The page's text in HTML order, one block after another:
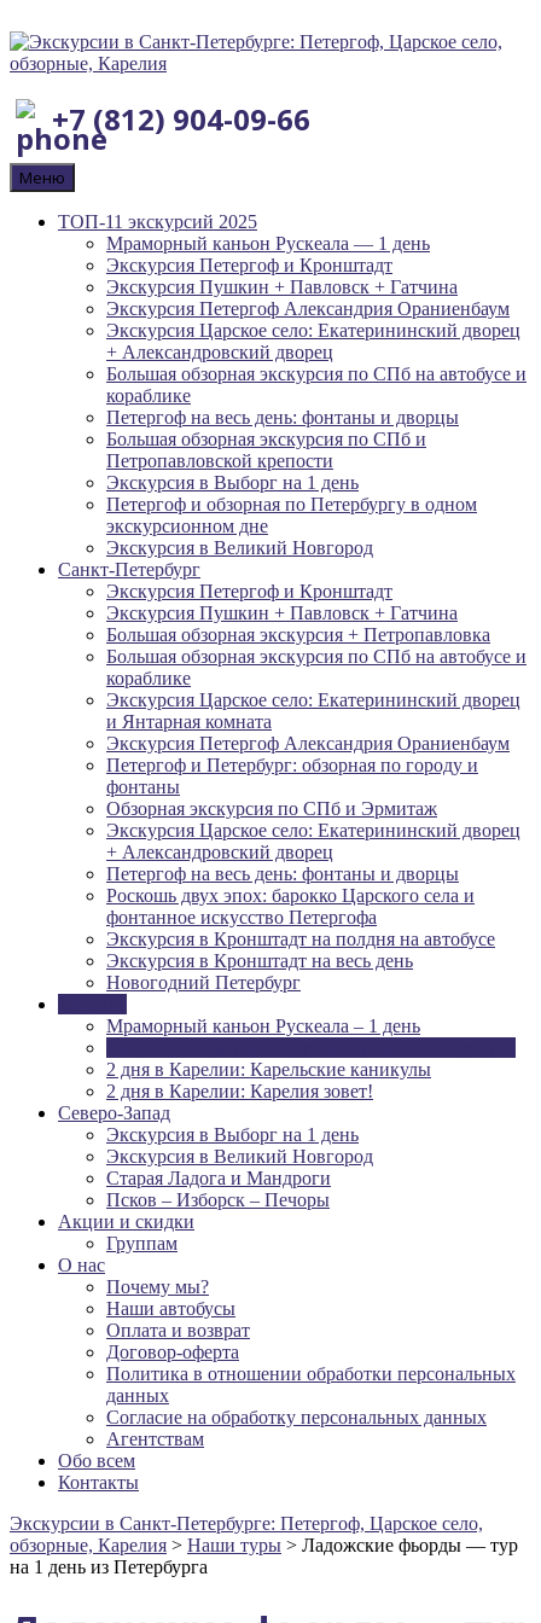
+7 (812) 904-09-66
Меню
ТОП-11 экскурсий 2025
Мраморный каньон Рускеала — 1 день
Экскурсия Петергоф и Кронштадт
Экскурсия Пушкин + Павловск + Гатчина
Экскурсия Петергоф Александрия Ораниенбаум
Экскурсия Царское село: Екатерининский дворец
+ Александровский дворец
Большая обзорная экскурсия по СПб на автобусе и
кораблике
Петергоф на весь день: фонтаны и дворцы
Большая обзорная экскурсия по СПб и
Петропавловской крепости
Экскурсия в Выборг на 1 день
Петергоф и обзорная по Петербургу в одном
экскурсионном дне
Экскурсия в Великий Новгород
Санкт-Петербург
Экскурсия Петергоф и Кронштадт
Экскурсия Пушкин + Павловск + Гатчина
Большая обзорная экскурсия + Петропавловка
Большая обзорная экскурсия по СПб на автобусе и
кораблике
Экскурсия Царское село: Екатерининский дворец
и Янтарная комната
Экскурсия Петергоф Александрия Ораниенбаум
Петергоф и Петербург: обзорная по городу и
фонтаны
Обзорная экскурсия по СПб и Эрмитаж
Экскурсия Царское село: Екатерининский дворец
+ Александровский дворец
Петергоф на весь день: фонтаны и дворцы
Роскошь двух эпох: барокко Царского села и
фонтанное искусство Петергофа
Экскурсия в Кронштадт на полдня на автобусе
Экскурсия в Кронштадт на весь день
Новогодний Петербург
Мраморный каньон Рускеала – 1 день
2 дня в Карелии: Карельские каникулы
2 дня в Карелии: Карелия зовет!
Северо-Запад
Экскурсия в Выборг на 1 день
Экскурсия в Великий Новгород
Старая Ладога и Мандроги
Псков – Изборск – Печоры
Акции и скидки
Группам
О нас
Почему мы?
Наши автобусы
Оплата и возврат
Договор-оферта
Политика в отношении обработки персональных
данных
Согласие на обработку персональных данных
Агентcтвам
Обо всем
Контакты
Экскурсии в Санкт-Петербурге: Петергоф, Царское село,
обзорные, Карелия > Наши туры > Ладожские фьорды — тур
на 1 день из Петербурга